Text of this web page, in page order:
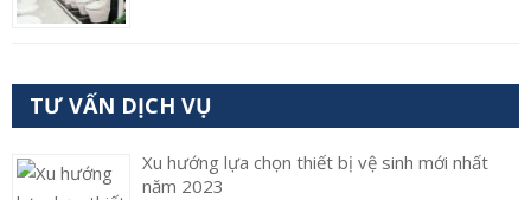
TƯ VẤN DỊCH VỤ
Xu hướng lựa chọn thiết bị vệ sinh mới nhất
năm 2023